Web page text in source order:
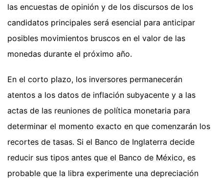
las encuestas de opinión y de los discursos de los
candidatos principales será esencial para anticipar
posibles movimientos bruscos en el valor de las
monedas durante el próximo año.
En el corto plazo, los inversores permanecerán
atentos a los datos de inflación subyacente y a las
actas de las reuniones de política monetaria para
determinar el momento exacto en que comenzarán los
recortes de tasas. Si el Banco de Inglaterra decide
reducir sus tipos antes que el Banco de México, es
probable que la libra experimente una depreciación